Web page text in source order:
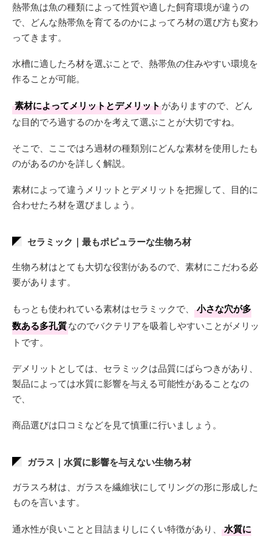
熱帯魚は魚の種類によって性質や適した飼育環境が違うの
で、どんな熱帯魚を育てるのかによってろ材の選び方も変わ
ってきます。
水槽に適したろ材を選ぶことで、熱帯魚の住みやすい環境を
作ることが可能。
素材によってメリットとデメリットがありますので、どん
な目的でろ過するのかを考えて選ぶことが大切ですね。
そこで、ここではろ過材の種類別にどんな素材を使用したも
のがあるのかを詳しく解説。
素材によって違うメリットとデメリットを把握して、目的に
合わせたろ材を選びましょう。
セラミック｜最もポピュラーな生物ろ材
生物ろ材はとても大切な役割があるので、素材にこだわる必
要があります。
もっとも使われている素材はセラミックで、
小さな穴が多
数ある多孔質なのでバクテリアを吸着しやすいことがメリッ
トです。
デメリットとしては、セラミックは品質にばらつきがあり、
製品によっては水質に影響を与える可能性があることなの
で、
商品選びは口コミなどを見て慎重に行いましょう。
ガラス｜水質に影響を与えない生物ろ材
ガラスろ材は、ガラスを繊維状にしてリングの形に形成した
ものを言います。
通水性が良いことと目詰まりしにくい特徴があり、
水質に